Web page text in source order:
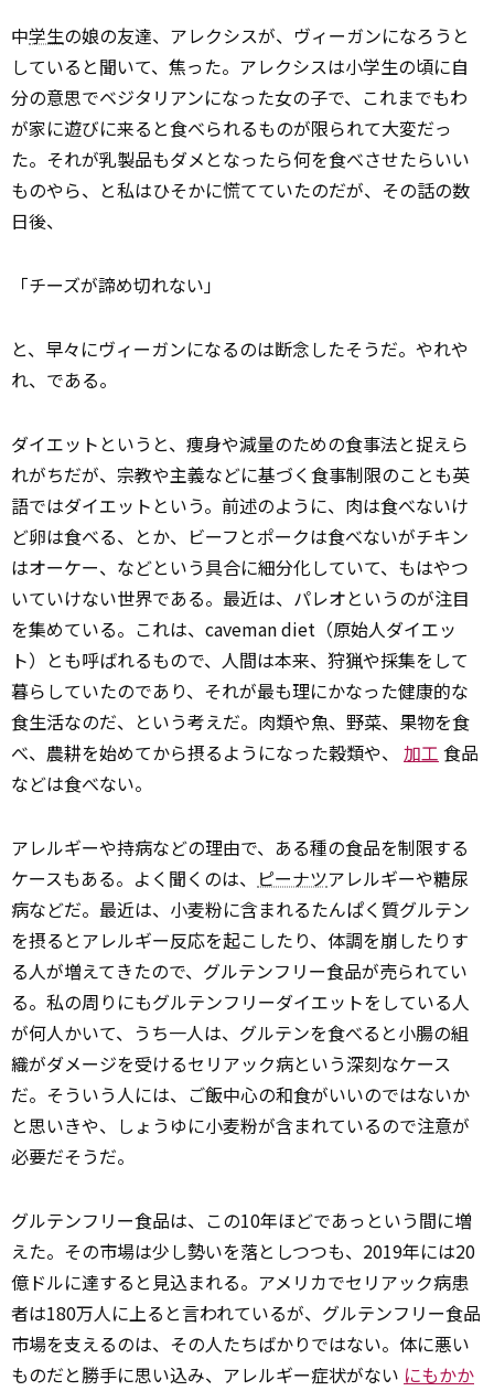
中学生の娘の友達、アレクシスが、ヴィーガンになろうと
していると聞いて、焦った。アレクシスは小学生の頃に自
分の意思でベジタリアンになった女の子で、これまでもわ
が家に遊びに来ると食べられるものが限られて大変だっ
た。それが乳製品もダメとなったら何を食べさせたらいい
ものやら、と私はひそかに慌てていたのだが、その話の数
日後、
「チーズが諦め切れない」
と、早々にヴィーガンになるのは断念したそうだ。やれや
れ、である。
ダイエットというと、痩身や減量のための食事法と捉えら
れがちだが、宗教や主義などに基づく食事制限のことも英
語ではダイエットという。前述のように、肉は食べないけ
ど卵は食べる、とか、ビーフとポークは食べないがチキン
はオーケー、などという具合に細分化していて、もはやつ
いていけない世界である。最近は、パレオというのが注目
を集めている。これは、caveman diet（原始人ダイエッ
ト）とも呼ばれるもので、人間は本来、狩猟や採集をして
暮らしていたのであり、それが最も理にかなった健康的な
食生活なのだ、という考えだ。肉類や魚、野菜、果物を食
べ、農耕を始めてから摂るようになった穀類や、 加工 食品
などは食べない。
アレルギーや持病などの理由で、ある種の食品を制限する
ケースもある。よく聞くのは、 ピーナツアレルギーや糖尿
病などだ。最近は、小麦粉に含まれるたんぱく質グルテン
を摂るとアレルギー反応を起こしたり、体調を崩したりす
る人が増えてきたので、グルテンフリー食品が売られてい
る。私の周りにもグルテンフリーダイエットをしている人
が何人かいて、うち一人は、グルテンを食べると小腸の組
織がダメージを受けるセリアック病という深刻なケース
だ。そういう人には、ご飯中心の和食がいいのではないか
と思いきや、しょうゆに小麦粉が含まれているので注意が
必要だそうだ。
グルテンフリー食品は、この10年ほどであっという間に増
えた。その市場は少し勢いを落としつつも、2019年には20
億ドルに達すると見込まれる。アメリカでセリアック病患
者は180万人に上ると言われているが、グルテンフリー食品
市場を支えるのは、その人たちばかりではない。体に悪い
ものだと勝手に思い込み、アレルギー症状がない にもかか